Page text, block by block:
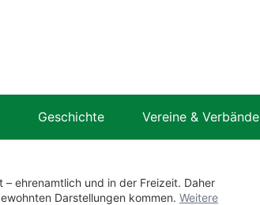
Geschichte Vereine & Verbände
ehrenamtlich und in der Freizeit. Daher
Darstellungen kommen. Weitere